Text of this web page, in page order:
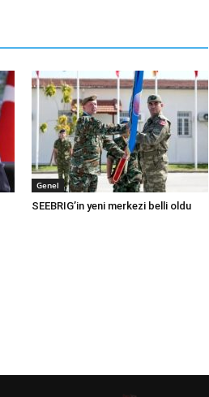
Genel
SEEBRIG’in yeni merkezi belli oldu